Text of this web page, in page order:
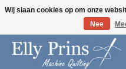
Let op: gewijzigde openingstijden!
Wij slaan cookies op om onze
Nee